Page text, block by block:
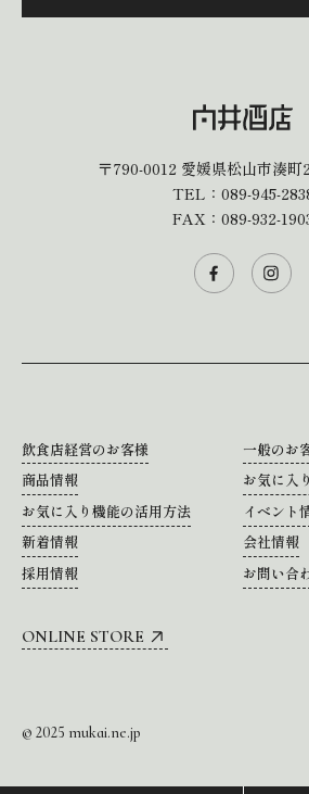
〒790-0012 愛媛県松山市湊町
TEL： 089-945-
FAX：089-932-
飲食店経営のお客様
一般のお
商品情報
お気に入
お気に入り機能の活用方法
イベント
新着情報
会社情報
採用情報
お問い合
ONLINE STORE
© 2025 mukai.ne.jp